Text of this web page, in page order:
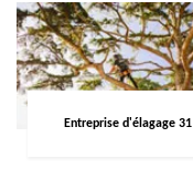
Entreprise d'élagage 31